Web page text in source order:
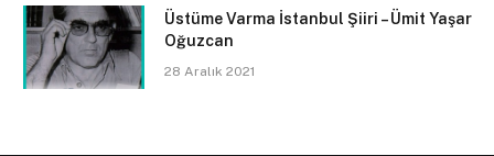
Üstüme Varma İstanbul Şiiri – Ümit Yaşar
Oğuzcan
28 Aralık 2021